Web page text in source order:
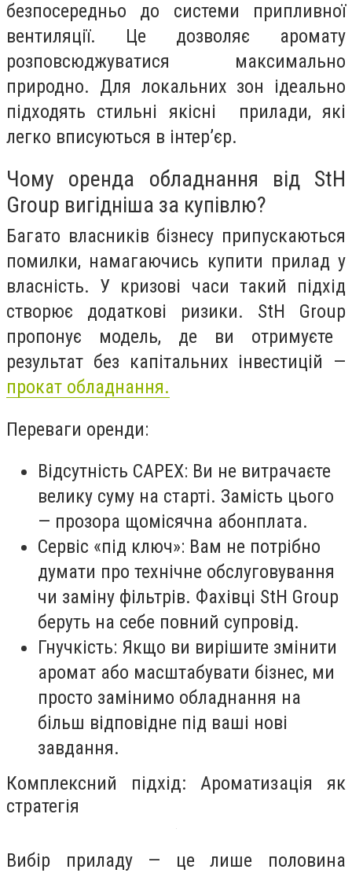
безпосередньо до системи припливної
вентиляції. Це дозволяє аромату
розповсюджуватися максимально
природно. Для локальних зон ідеально
підходять стильні якісні прилади, які
легко вписуються в інтер’єр.
Чому оренда обладнання від StH
Group вигідніша за купівлю?
Багато власників бізнесу припускаються
помилки, намагаючись купити прилад у
власність. У кризові часи такий підхід
створює додаткові ризики. StH Group
пропонує модель, де ви отримуєте
результат без капітальних інвестицій —
прокат обладнання.
Переваги оренди:
Відсутність CAPEX: Ви не витрачаєте
велику суму на старті. Замість цього
— прозора щомісячна абонплата.
Сервіс «під ключ»: Вам не потрібно
думати про технічне обслуговування
чи заміну фільтрів. Фахівці StH Group
беруть на себе повний супровід.
Гнучкість: Якщо ви вирішите змінити
аромат або масштабувати бізнес, ми
просто замінимо обладнання на
більш відповідне під ваші нові
завдання.
Комплексний підхід: Ароматизація як
стратегія
Вибір приладу — це лише половина